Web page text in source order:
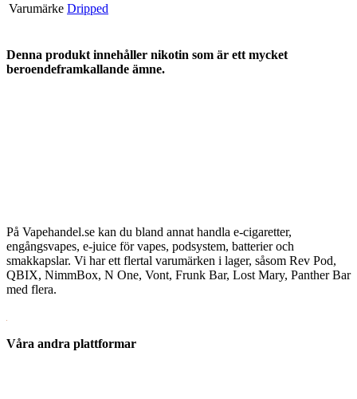
Varumärke Dripped
Denna produkt innehåller nikotin som är ett mycket
beroendeframkallande ämne.
På Vapehandel.se kan du bland annat handla e-cigaretter,
engångsvapes, e-juice för vapes, podsystem, batterier och
smakkapslar. Vi har ett flertal varumärken i lager, såsom Rev Pod,
QBIX, NimmBox, N One, Vont, Frunk Bar, Lost Mary, Panther Bar
med flera.
Våra andra plattformar